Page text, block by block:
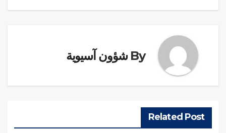
By شؤون آسيوية
Related Post